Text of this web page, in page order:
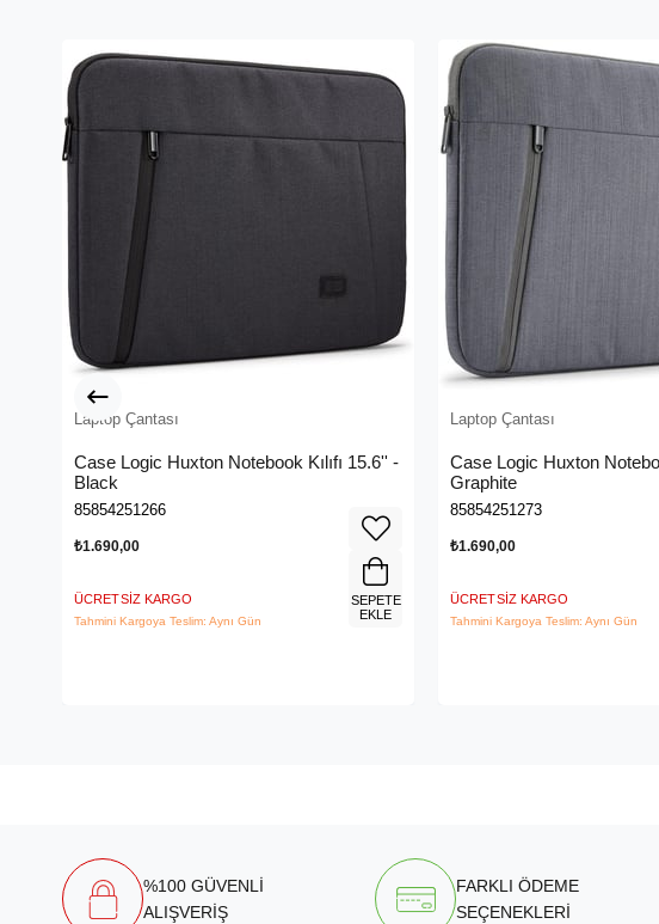
Laptop Çantası
Case Logic Huxton Notebook Kılıfı 15.6'' -
Black
85854251266
₺1.690,00
ÜCRETSIZ KARGO
Tahmini Kargoya Teslim: Aynı Gün
SEPETE
EKLE
Laptop Çantası
Case Logic Huxton
Graphite
85854251273
₺1.690,00
ÜCRETSIZ KARGO
Tahmini Kargoya Teslim: Aynı Gün
%100 GÜVENLİ
ALIŞVERİŞ
FARKLI ÖDEME
SEÇENEKLERİ